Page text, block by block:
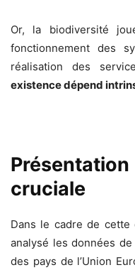
Or, la biodiversité
fonctionnement des
réalisation des
existence dépend
cruciale
Dans le cadre de cette
analysé les données
des pays de l’Union